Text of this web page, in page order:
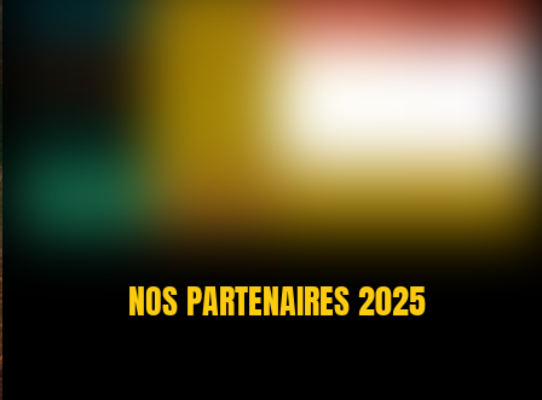
NOS PARTENAIRES 2025